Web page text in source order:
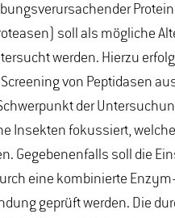
soll als mögliche
werden. Hierzu
von Peptidasen
der
Insekten fokussiert,
Gegebenenfalls soll die
eine kombinierte
geprüft werden. Die